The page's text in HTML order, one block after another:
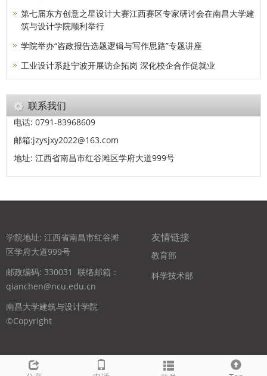
第七届东方创意之星设计大赛江西赛区专家研讨会在南昌大学建
筑与设计学院顺利举行
学院举办“咨政报告选题逻辑与写作思路”专题讲座
工业设计系赴宁波开展访企拓岗 深化校企合作促就业
联系我们
电话: 0791-83968609
邮箱:jzysjxy2022@163.com
地址: 江西省南昌市红谷滩区学府大道999号
学院地址: 江西省南昌市红谷滩
区学府大道999号
邮政编码: 330031 联络邮箱：
qianchen@ncu.edu.cn
南昌大学建筑与设计学院
©Copyright
友情链接
教育部
科学技术部